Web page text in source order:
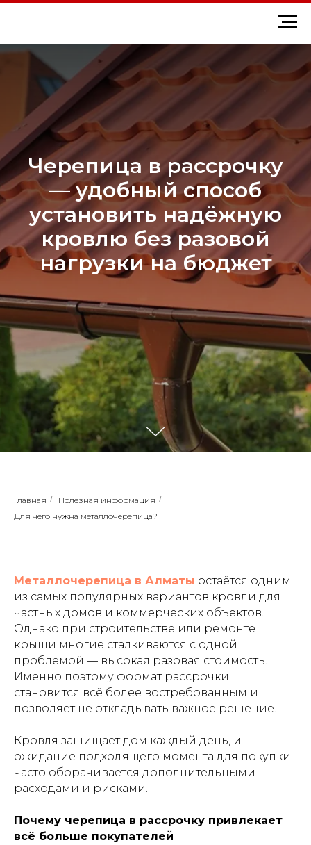
Черепица в рассрочку
— удобный способ
установить надёжную
кровлю без разовой
нагрузки на бюджет
Главная / Полезная информация /
Для чего нужна металлочерепица?
Металлочерепица в Алматы остаётся одним
из самых популярных вариантов кровли для
частных домов и коммерческих объектов.
Однако при строительстве или ремонте
крыши многие сталкиваются с одной
проблемой — высокая разовая стоимость.
Именно поэтому формат рассрочки
становится всё более востребованным и
позволяет не откладывать важное решение.
Кровля защищает дом каждый день, и
ожидание подходящего момента для покупки
часто оборачивается дополнительными
расходами и рисками.
Почему черепица в рассрочку привлекает
всё больше покупателей